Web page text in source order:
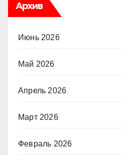
Архив
Июнь 2026
Май 2026
Апрель 2026
Март 2026
Февраль 2026